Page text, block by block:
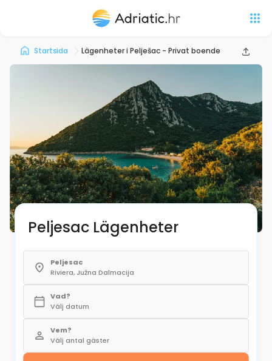
Startsida Lägenheter i Pelješac - Privat boende
Peljesac Lägenheter
Peljesac
Riviera, Južna Dalmacija
Vad?
Välj datum
Vem?
Välj antal gäster